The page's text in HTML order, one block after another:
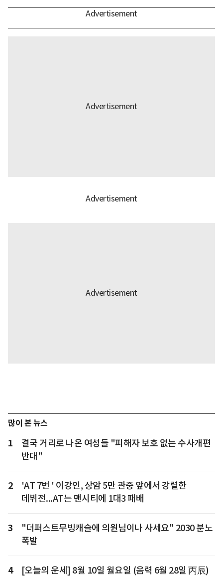
많이 본 뉴스
1
결국 거리로 나온 여성들 "피해자 보호 없는 수사개편
반대"
2
'AT 7번 ' 이강인, 상암 5만 관중 앞에서 강렬한
데뷔전...AT는 맨시티에 1대3 패배
3
"더퍼스트무빙캐슬에 의원님이나 사세요" 2030 분노
폭발
4 [오늘의 운세] 8월 10일 월요일 (음력 6월 28일 丙辰)